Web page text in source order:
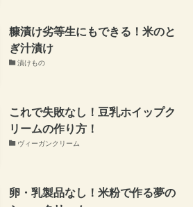
糠漬け劣等生にもできる！米のと
ぎ汁漬け
漬けもの
これで失敗なし！豆乳ホイップク
リームの作り方！
ヴィーガンクリーム
卵・乳製品なし！米粉で作る夢の